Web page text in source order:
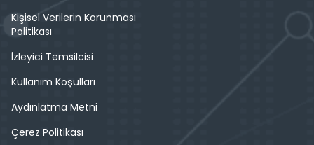
Kişisel Verilerin Korunması
Politikası
İzleyici Temsilcisi
Kullanım Koşulları
Aydınlatma Metni
Çerez Politikası